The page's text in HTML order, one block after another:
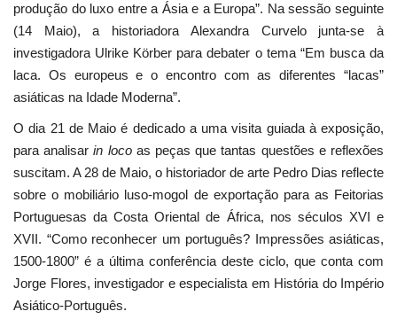
produção do luxo entre a Ásia e a Europa”. Na sessão seguinte
(14 Maio), a historiadora Alexandra Curvelo junta-se à
investigadora Ulrike Körber para debater o tema “Em busca da
laca. Os europeus e o encontro com as diferentes “lacas”
asiáticas na Idade Moderna”.
O dia 21 de Maio é dedicado a uma visita guiada à exposição,
para analisarin loco as peças que tantas questões e reflexões
suscitam. A 28 de Maio, o historiador de arte Pedro Dias reflecte
sobre o mobiliário luso-mogol de exportação para as Feitorias
Portuguesas da Costa Oriental de África, nos séculos XVI e
XVII. “Como reconhecer um português? Impressões asiáticas,
1500-1800” é a última conferência deste ciclo, que conta com
Jorge Flores, investigador e especialista em História do Império
Asiático-Português.